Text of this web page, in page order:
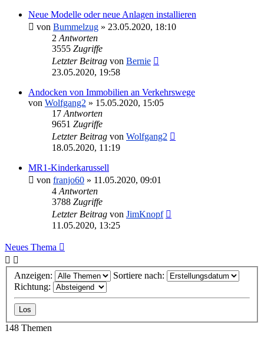
Neue Modelle oder neue Anlagen installieren
von Bummelzug » 23.05.2020, 18:10
2 Antworten
3555 Zugriffe
Letzter Beitrag von Bernie
23.05.2020, 19:58
Andocken von Immobilien an Verkehrswege
von Wolfgang2 » 15.05.2020, 15:05
17 Antworten
9651 Zugriffe
Letzter Beitrag von Wolfgang2
18.05.2020, 11:19
MR1-Kinderkarussell
von franjo60 » 11.05.2020, 09:01
4 Antworten
3788 Zugriffe
Letzter Beitrag von JimKnopf
11.05.2020, 13:25
Neues Thema
Anzeigen:
Sortiere nach:
Richtung:
148 Themen